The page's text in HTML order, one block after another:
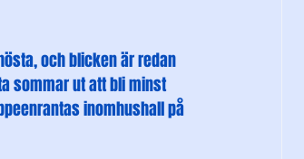
och blicken är redan
sommar ut att bli minst
inomhushall på